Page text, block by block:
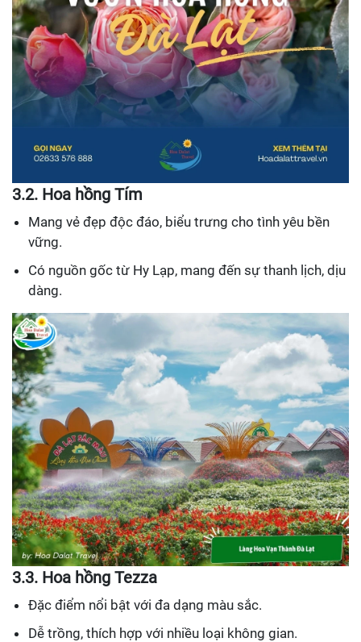
3.2. Hoa hồng Tím
Mang vẻ đẹp độc đáo, biểu trưng cho tình yêu bền
vững.
Có nguồn gốc từ Hy Lạp, mang đến sự thanh lịch, dịu
dàng.
3.3. Hoa hồng Tezza
Đặc điểm nổi bật với đa dạng màu sắc.
Dễ trồng, thích hợp với nhiều loại không gian.